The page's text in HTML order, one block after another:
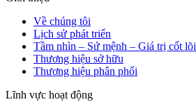
Về chúng tôi
Lịch sử phát triển
Tầm nhìn – Sứ mệnh – Giá trị cốt lõi
Thương hiệu sở hữu
Thương hiệu phân phối
Lĩnh vực hoạt động